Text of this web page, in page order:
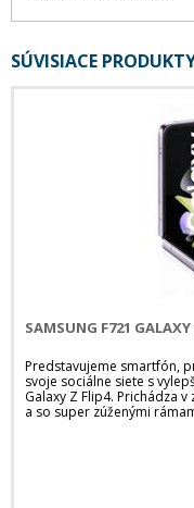
SÚVISIACE
SAMSUNG F721
Predstavujeme smartfón,
svoje sociálne siete s
Galaxy Z Flip4. Prichádza
a so super zúženými